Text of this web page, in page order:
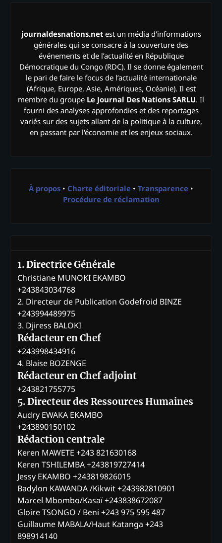
journaldesnations.netest un média d'informations
générales qui se consacre à la couverture des
événements et de l’actualité en République
Démocratique du Congo (RDC). Il se donne également
le pari de faire le focus de l’actualité internationale
(Afrique, Europe, Asie, Amériques, Océanie). Il est
membre du groupe Le Journal Des Nations SARLU. Il
fourni des analyses approfondies et des reportages
variés sur des sujets allant de la politique à la culture,
en passant par l'économie et les enjeux sociaux.
À propos • Charte éditoriale • Transparence •
Procédure de réclamation
1. Directrice Générale
Christiane MUNOKI EKAMBO
+243843034768
2. Directeur de Publication Godefroid BINZE
+243994489975
3. Djiress BALOKI
Rédacteur en Chef
+243998434916
4. Blaise BOZENGE
Rédacteur en Chef adjoint
+243821755775
5. Directeur des Ressources Humaines
Audry EWAKA EKAMBO
+243890150102
Rédaction centrale
Keren MAWETE +243 821630168
Keren TSHILEMBA +243819727414
Jessy EKAMBO +243819826015
Badylon KAWANDA /Kikwit +243982810901
Marcel Mbombo/Kasaï +243838672087
Gloire TSONGO / Beni +243 975 595 487
Guillaume MABALA/Haut Katanga +243
898914140